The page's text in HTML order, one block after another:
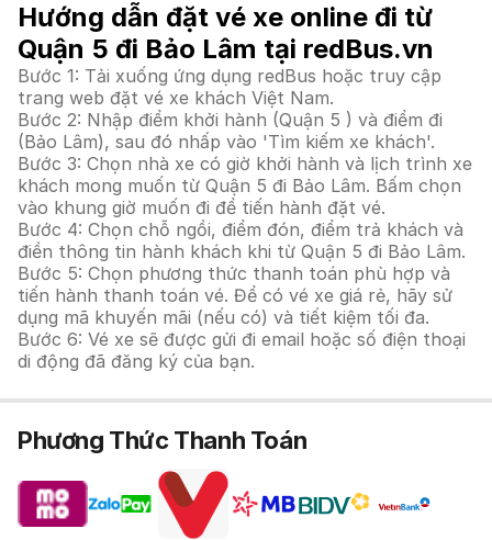
Hướng dẫn đặt vé xe online đi từ
Quận 5 đi Bảo Lâm tại redBus.vn
Bước 1: Tải xuống ứng dụng redBus hoặc truy cập
trang web đặt vé xe khách Việt Nam.
Bước 2: Nhập điểm khởi hành (Quận 5 ) và điểm đi
(Bảo Lâm), sau đó nhấp vào 'Tìm kiếm xe khách'.
Bước 3: Chọn nhà xe có giờ khởi hành và lịch trình xe
khách mong muốn từ Quận 5 đi Bảo Lâm. Bấm chọn
vào khung giờ muốn đi để tiến hành đặt vé.
Bước 4: Chọn chỗ ngồi, điểm đón, điểm trả khách và
điền thông tin hành khách khi từ Quận 5 đi Bảo Lâm.
Bước 5: Chọn phương thức thanh toán phù hợp và
tiến hành thanh toán vé. Để có vé xe giá rẻ, hãy sử
dụng mã khuyến mãi (nếu có) và tiết kiệm tối đa.
Bước 6: Vé xe sẽ được gửi đi email hoặc số điện thoại
di động đã đăng ký của bạn.
Phương Thức Thanh Toán